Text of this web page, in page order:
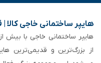
هایپر ساختمانی خاجی‌ کالا
از بزرگ‌ترین و قدیمی‌ترین